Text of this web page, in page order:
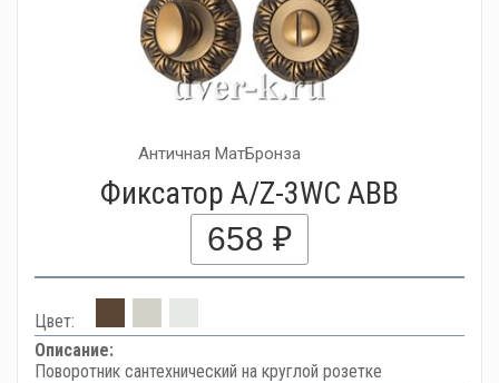
Античная МатБронза
Фиксатор A/Z-3WC ABB
658 ₽
Цвет:
Описание:
Поворотник сантехнический на круглой розетке